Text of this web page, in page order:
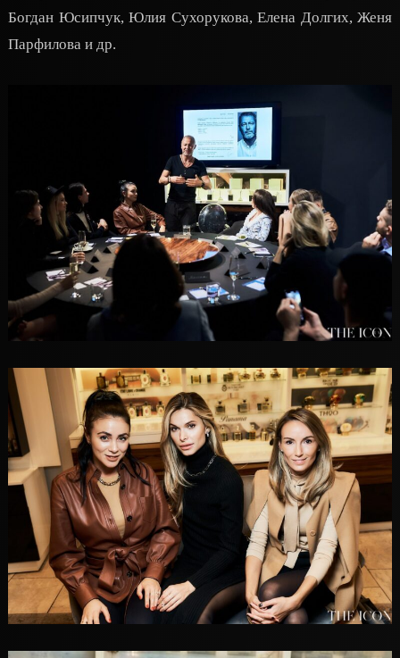
Богдан Юсипчук, Юлия Сухорукова, Елена Долгих, Женя
Парфилова и др.